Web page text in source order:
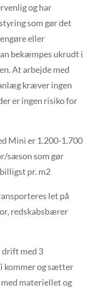
og har
som gør det
eller
bekæmpes ukrudt i
At arbejde med
kræver ingen
er ingen risiko for
Mini er 1.200-1.700
sæson som gør
pr. m2
let på
redskabsbærer
med 3
kommer og sætter
materiellet og